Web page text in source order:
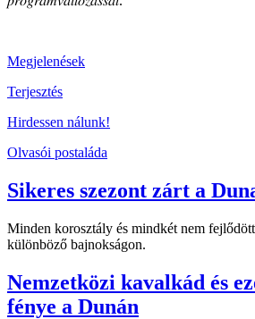
Megjelenések
Terjesztés
Hirdessen nálunk!
Olvasói postaláda
Sikeres szezont zárt a
Minden korosztály és mindkét nem
különböző bajnokságon.
Nemzetközi kavalkád és
fénye a Dunán